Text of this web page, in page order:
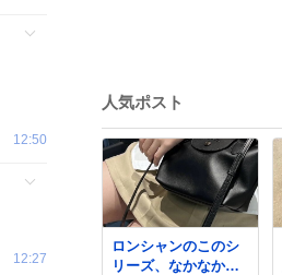
12:50
12:27
人気ポスト
ロンシャンのこのシ
リーズ、なかなか安